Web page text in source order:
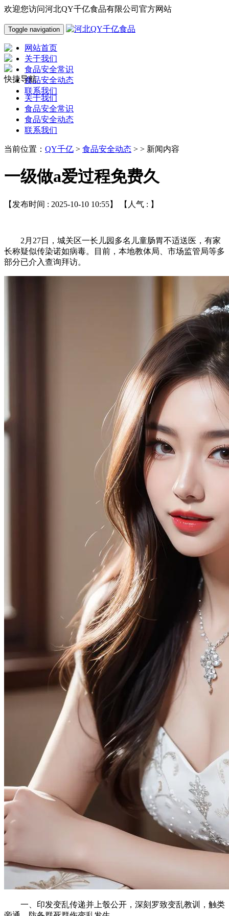
欢迎您访问河北QY千亿食品有限公司官方网站
Toggle navigation
网站首页
关于我们
食品安全常识
食品安全动态
联系我们
快捷导航
关于我们
食品安全常识
食品安全动态
联系我们
当前位置： QY千亿 > 食品安全动态 > > 新闻内容
一级做a爱过程免费久
【发布时间 : 2025-10-10 10:55】 【人气 : 】
2月27日，城关区一长儿园多名儿童肠胃不适送医，有家
长称疑似传染诺如病毒。目前，本地教体局、市场监管局等多
部分已介入查询拜访。
一、印发变乱传递并上彀公开，深刻罗致变乱教训，触类